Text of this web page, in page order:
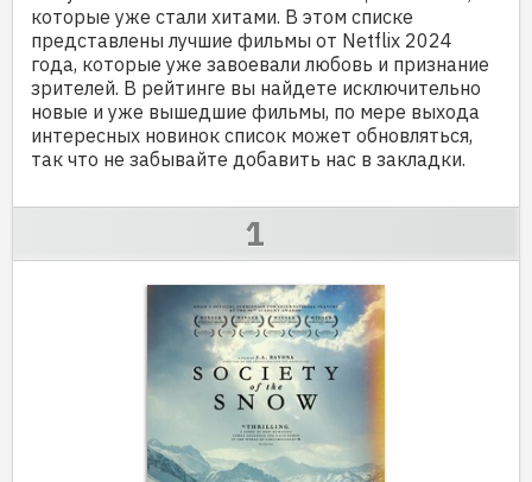
которые уже стали хитами. В этом списке
представлены лучшие фильмы от Netflix 2024
года, которые уже завоевали любовь и признание
зрителей. В рейтинге вы найдете исключительно
новые и уже вышедшие фильмы, по мере выхода
интересных новинок список может обновляться,
так что не забывайте добавить нас в закладки.